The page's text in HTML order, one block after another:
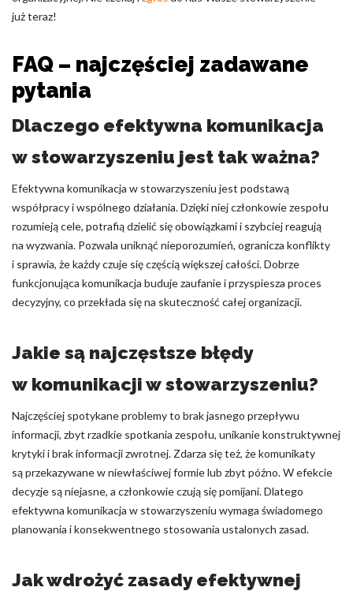
już teraz!
FAQ – najczęściej zadawane
pytania
Dlaczego efektywna komunikacja
w stowarzyszeniu jest tak ważna?
Efektywna komunikacja w stowarzyszeniu jest podstawą
współpracy i wspólnego działania. Dzięki niej członkowie zespołu
rozumieją cele, potrafią dzielić się obowiązkami i szybciej reagują
na wyzwania. Pozwala uniknąć nieporozumień, ogranicza konflikty
i sprawia, że każdy czuje się częścią większej całości. Dobrze
funkcjonująca komunikacja buduje zaufanie i przyspiesza proces
decyzyjny, co przekłada się na skuteczność całej organizacji.
Jakie są najczęstsze błędy
w komunikacji w stowarzyszeniu?
Najczęściej spotykane problemy to brak jasnego przepływu
informacji, zbyt rzadkie spotkania zespołu, unikanie konstruktywnej
krytyki i brak informacji zwrotnej. Zdarza się też, że komunikaty
są przekazywane w niewłaściwej formie lub zbyt późno. W efekcie
decyzje są niejasne, a członkowie czują się pomijani. Dlatego
efektywna komunikacja w stowarzyszeniu wymaga świadomego
planowania i konsekwentnego stosowania ustalonych zasad.
Jak wdrożyć zasady efektywnej